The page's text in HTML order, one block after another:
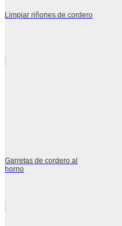
Limpiar riñones de cordero
Garretas de cordero al
horno